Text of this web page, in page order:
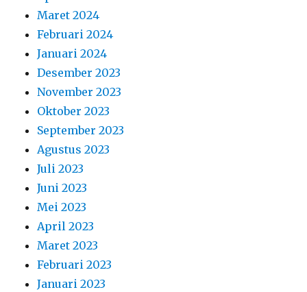
Maret 2024
Februari 2024
Januari 2024
Desember 2023
November 2023
Oktober 2023
September 2023
Agustus 2023
Juli 2023
Juni 2023
Mei 2023
April 2023
Maret 2023
Februari 2023
Januari 2023